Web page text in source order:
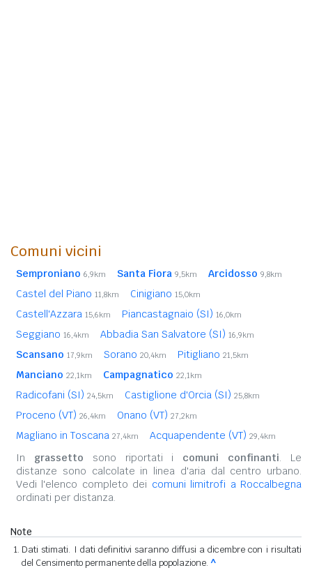
Comuni vicini
Semproniano 6,9km Santa Fiora 9,5km Arcidosso 9,8km
Castel del Piano 11,8km Cinigiano 15,0km
Castell'Azzara 15,6km Piancastagnaio (SI) 16,0km
Seggiano 16,4km Abbadia San Salvatore (SI) 16,9km
Scansano 17,9km Sorano 20,4km Pitigliano 21,5km
Manciano 22,1km Campagnatico 22,1km
Radicofani (SI) 24,5km Castiglione d'Orcia (SI) 25,8km
Proceno (VT) 26,4km Onano (VT) 27,2km
Magliano in Toscana 27,4km Acquapendente (VT) 29,4km
In grassetto sono riportati i comuni confinanti. Le
distanze sono calcolate in linea d'aria dal centro urbano.
Vedi l'elenco completo dei comuni limitrofi a Roccalbegna
ordinati per distanza.
Note
Dati stimati. I dati definitivi saranno diffusi a dicembre con i risultati
del Censimento permanente della popolazione. ^